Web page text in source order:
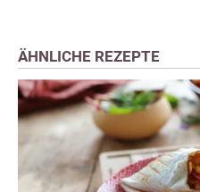
ÄHNLICHE REZEPTE